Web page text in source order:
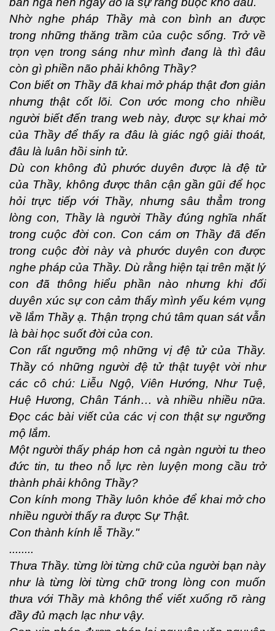
Nhờ nghe pháp Thầy mà con bình an được
trong những thăng trầm của cuộc sống. Trở về
trọn vẹn trong sáng như mình đang là thì đâu
còn gì phiền não phải không Thầy?
Con biết ơn Thầy đã khai mở pháp thật đơn giản
nhưng thật cốt lõi. Con ước mong cho nhiều
người biết đến trang web này, được sự khai mở
của Thầy để thấy ra đâu là giác ngộ giải thoát,
đâu là luân hồi sinh tử.
Dù con không đủ phước duyên được là đệ tử
của Thầy, không được thân cận gần gũi để học
hỏi trực tiếp với Thầy, nhưng sâu thẳm trong
lòng con, Thầy là người Thầy đúng nghĩa nhất
trong cuộc đời con. Con cám ơn Thầy đã đến
trong cuộc đời này và phước duyên con được
nghe pháp của Thầy. Dù rằng hiện tại trên mặt lý
con đã thông hiểu phần nào nhưng khi đối
duyên xúc sự con cảm thấy mình yếu kém vụng
về lắm Thầy ạ. Thận trọng chú tâm quan sát vẫn
là bài học suốt đời của con.
Con rất ngưỡng mộ những vị đệ tử của Thầy.
Thầy có những người đệ tử thật tuyệt vời như
các cô chú: Liễu Ngộ, Viên Hướng, Như Tuệ,
Huệ Hương, Chân Tánh… và nhiều nhiều nữa.
Đọc các bài viết của các vị con thật sự ngưỡng
mộ lắm.
Một người thấy pháp hơn cả ngàn người tu theo
đức tin, tu theo nỗ lực rèn luyện mong cầu trở
thành phải không Thầy?
Con kính mong Thầy luôn khỏe để khai mở cho
nhiều người thấy ra được Sự Thật.
Con thành kính lễ Thầy."
........
Thưa Thầy. từng lời từng chữ của người bạn này
như là từng lời từng chữ trong lòng con muốn
thưa với Thầy mà không thể viết xuống rõ ràng
đầy đủ mạch lạc như vậy.